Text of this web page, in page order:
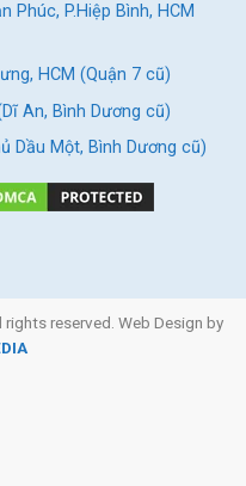
Phúc, P.Hiệp Bình, HCM
HCM (Quận 7 cũ)
An, Bình Dương cũ)
Dầu Một, Bình Dương cũ)
rights reserved. Web Design by